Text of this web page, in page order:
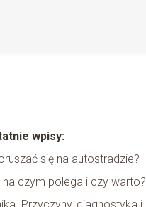
wpisy:
się na autostradzie?
czym polega i czy warto?
Przyczyny, diagnostyka i